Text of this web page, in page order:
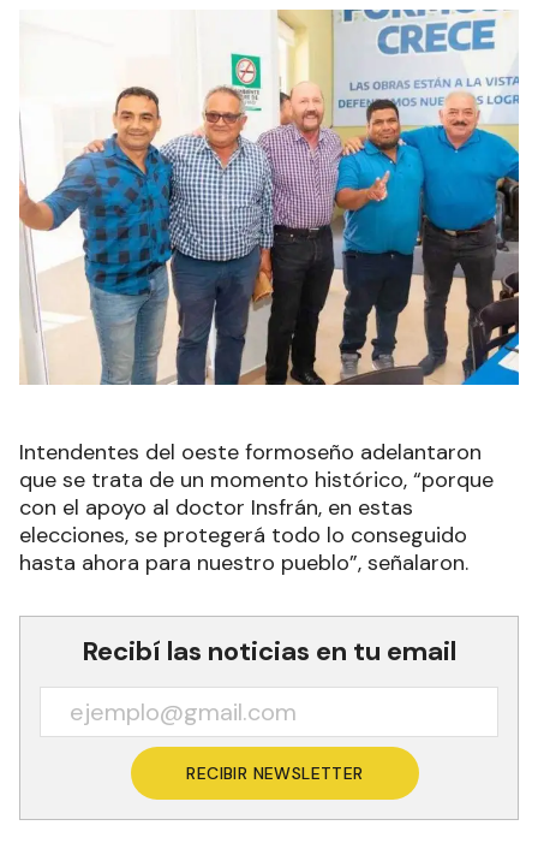
Intendentes del oeste formoseño adelantaron
que se trata de un momento histórico, “porque
con el apoyo al doctor Insfrán, en estas
elecciones, se protegerá todo lo conseguido
hasta ahora para nuestro pueblo”, señalaron.
Recibí las noticias en tu email
RECIBIR NEWSLETTER